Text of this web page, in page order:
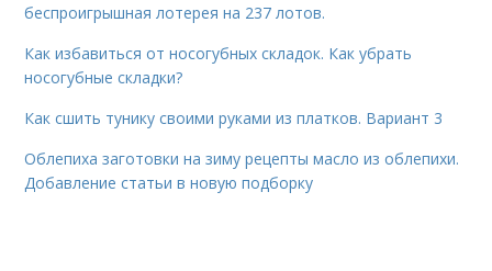
беспроигрышная лотерея на 237 лотов.
Как избавиться от носогубных складок. Как убрать
носогубные складки?
Как сшить тунику своими руками из платков. Вариант 3
Облепиха заготовки на зиму рецепты масло из облепихи.
Добавление статьи в новую подборку